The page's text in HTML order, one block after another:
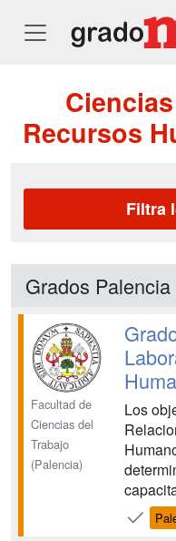
Recursos
Filtra
Grados Palencia
Facultad de
Ciencias del
Trabajo
(Palencia)
Los